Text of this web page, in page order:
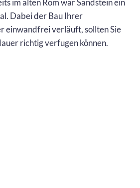
im alten Rom war Sandstein ein
Dabei der Bau Ihrer
einwandfrei verläuft, sollten Sie
richtig verfugen können.